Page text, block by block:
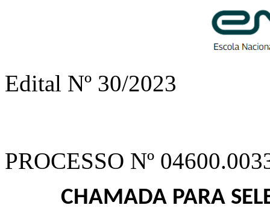
Edital Nº 30/2023
PROCESSO Nº
CHAMADA PARA